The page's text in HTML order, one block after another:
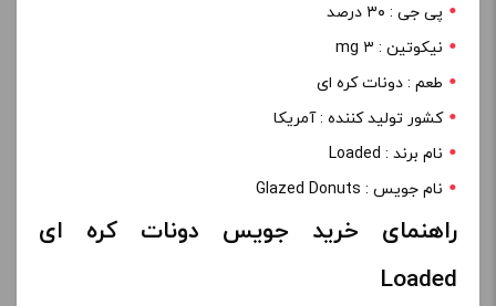
پی جی : ۳۰ درصد
نیکوتین : ۳ mg
طعم : دونات کره ای
کشور تولید کننده : آمریکا
نام برند : Loaded
نام جویس : Glazed Donuts
راهنمای خرید جویس دونات کره ای
Loaded